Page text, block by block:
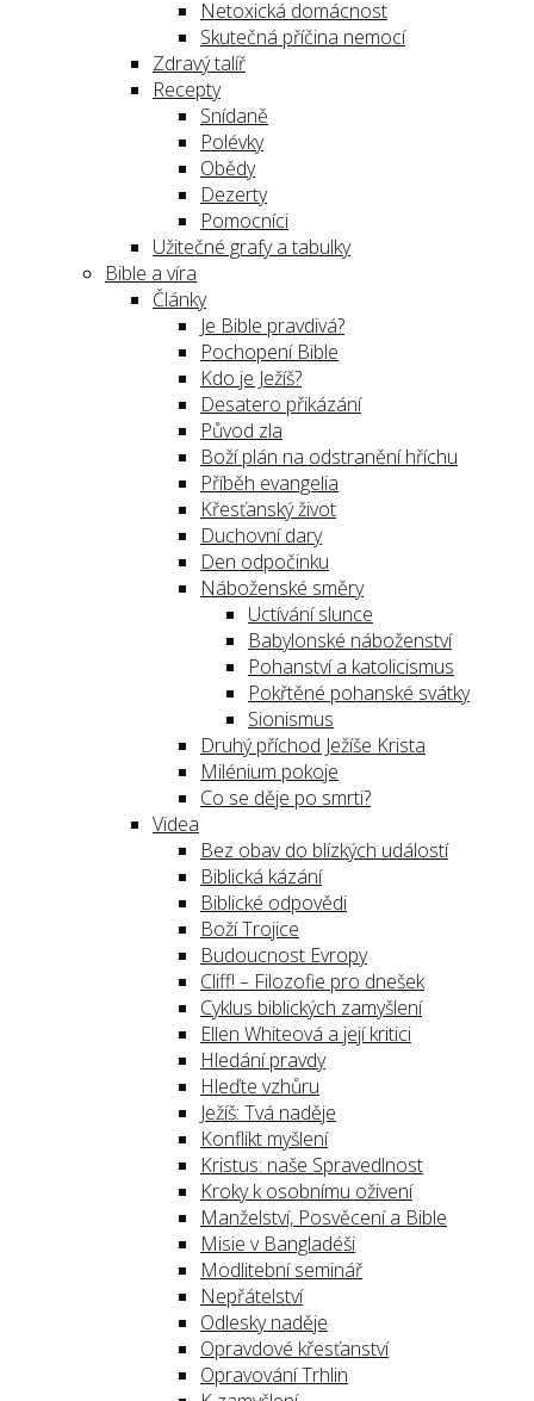
Netoxická domácnost
Skutečná příčina nemocí
Zdravý talíř
Recepty
Snídaně
Polévky
Obědy
Dezerty
Pomocníci
Užitečné grafy a tabulky
Bible a víra
Články
Je Bible pravdivá?
Pochopení Bible
Kdo je Ježíš?
Desatero přikázání
Původ zla
Boží plán na odstranění hříchu
Příběh evangelia
Křesťanský život
Duchovní dary
Den odpočinku
Náboženské směry
Uctívání slunce
Babylonské náboženství
Pohanství a katolicismus
Pokřtěné pohanské svátky
Sionismus
Druhý příchod Ježíše Krista
Milénium pokoje
Co se děje po smrti?
Videa
Bez obav do blízkých událostí
Biblická kázání
Biblické odpovědi
Boží Trojice
Budoucnost Evropy
Cliff! – Filozofie pro dnešek
Cyklus biblických zamyšlení
Ellen Whiteová a její kritici
Hledání pravdy
Hleďte vzhůru
Ježíš: Tvá naděje
Konflikt myšlení
Kristus: naše Spravedlnost
Kroky k osobnímu oživení
Manželství, Posvěcení a Bible
Misie v Bangladéši
Modlitební seminář
Nepřátelství
Odlesky naděje
Opravdové křesťanství
Opravování Trhlin